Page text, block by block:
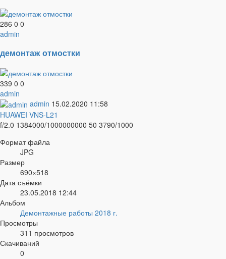
286 0 0
admin
демонтаж отмостки
339 0 0
admin
admin 15.02.2020 11:58
HUAWEI VNS-L21
f/2.0 1384000/1000000000 50 3790/1000
Формат файла
JPG
Размер
690×518
Дата съёмки
23.05.2018 12:44
Альбом
Демонтажные работы 2018 г.
Просмотры
311 просмотров
Скачиваний
0